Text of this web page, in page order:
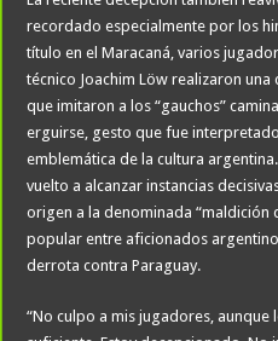
recordado especialmente por los
título en el Maracaná, varios
técnico Joachim Löw realizaron
que imitaron a los “gauchos”
erguirse, gesto que fue
emblemática de la cultura
vuelto a alcanzar instancias
origen a la denominada “maldición
popular entre aficionados
derrota contra Paraguay.
“No culpo a mis jugadores, aunque